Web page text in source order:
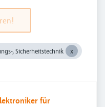
, Sicherheitstechnik
für